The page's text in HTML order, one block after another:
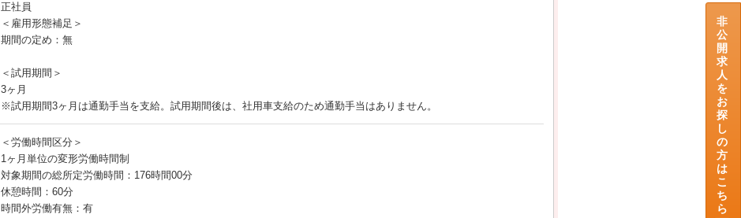
正社員
＜雇用形態補足＞
期間の定め：無
＜試用期間＞
3ヶ月
※試用期間3ヶ月は通勤手当を支給。試用期間後は、社用車支給のため通勤手当はありません。
＜労働時間区分＞
1ヶ月単位の変形労働時間制
対象期間の総所定労働時間：176時間00分
休憩時間：60分
時間外労働有無：有
非
公
開
求
人
を
お
探
し
の
方
は
こ
ち
ら